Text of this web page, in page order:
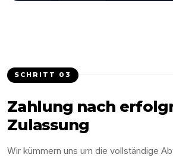
SCHRITT 03
Zahlung nach
Zulassung
Wir kümmern uns um die vollständige